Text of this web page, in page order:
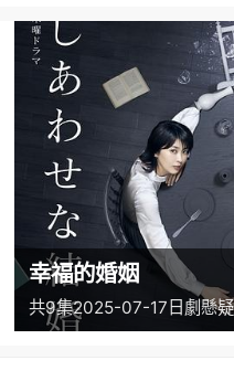
幸福的婚姻
共9集2025-07-17 日劇懸